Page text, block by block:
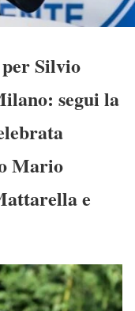
Silvio
segui la
Mario
e